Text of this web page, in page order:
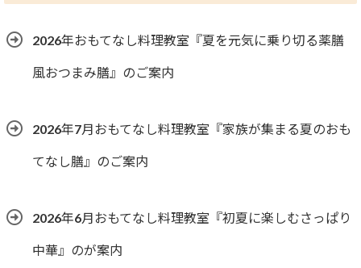
2026年おもてなし料理教室『夏を元気に乗り切る薬膳
風おつまみ膳』のご案内
2026年7月おもてなし料理教室『家族が集まる夏のおも
てなし膳』のご案内
2026年6月おもてなし料理教室『初夏に楽しむさっぱり
中華』のが案内